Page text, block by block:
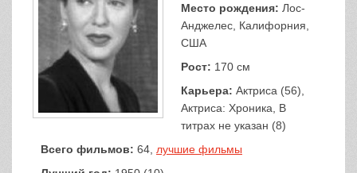
Место рождения: Лос-
Анджелес, Калифорния,
США
Рост: 170 см
Карьера: Актриса (56),
Актриса: Хроника, В
титрах не указан (8)
Всего фильмов: 64, лучшие фильмы